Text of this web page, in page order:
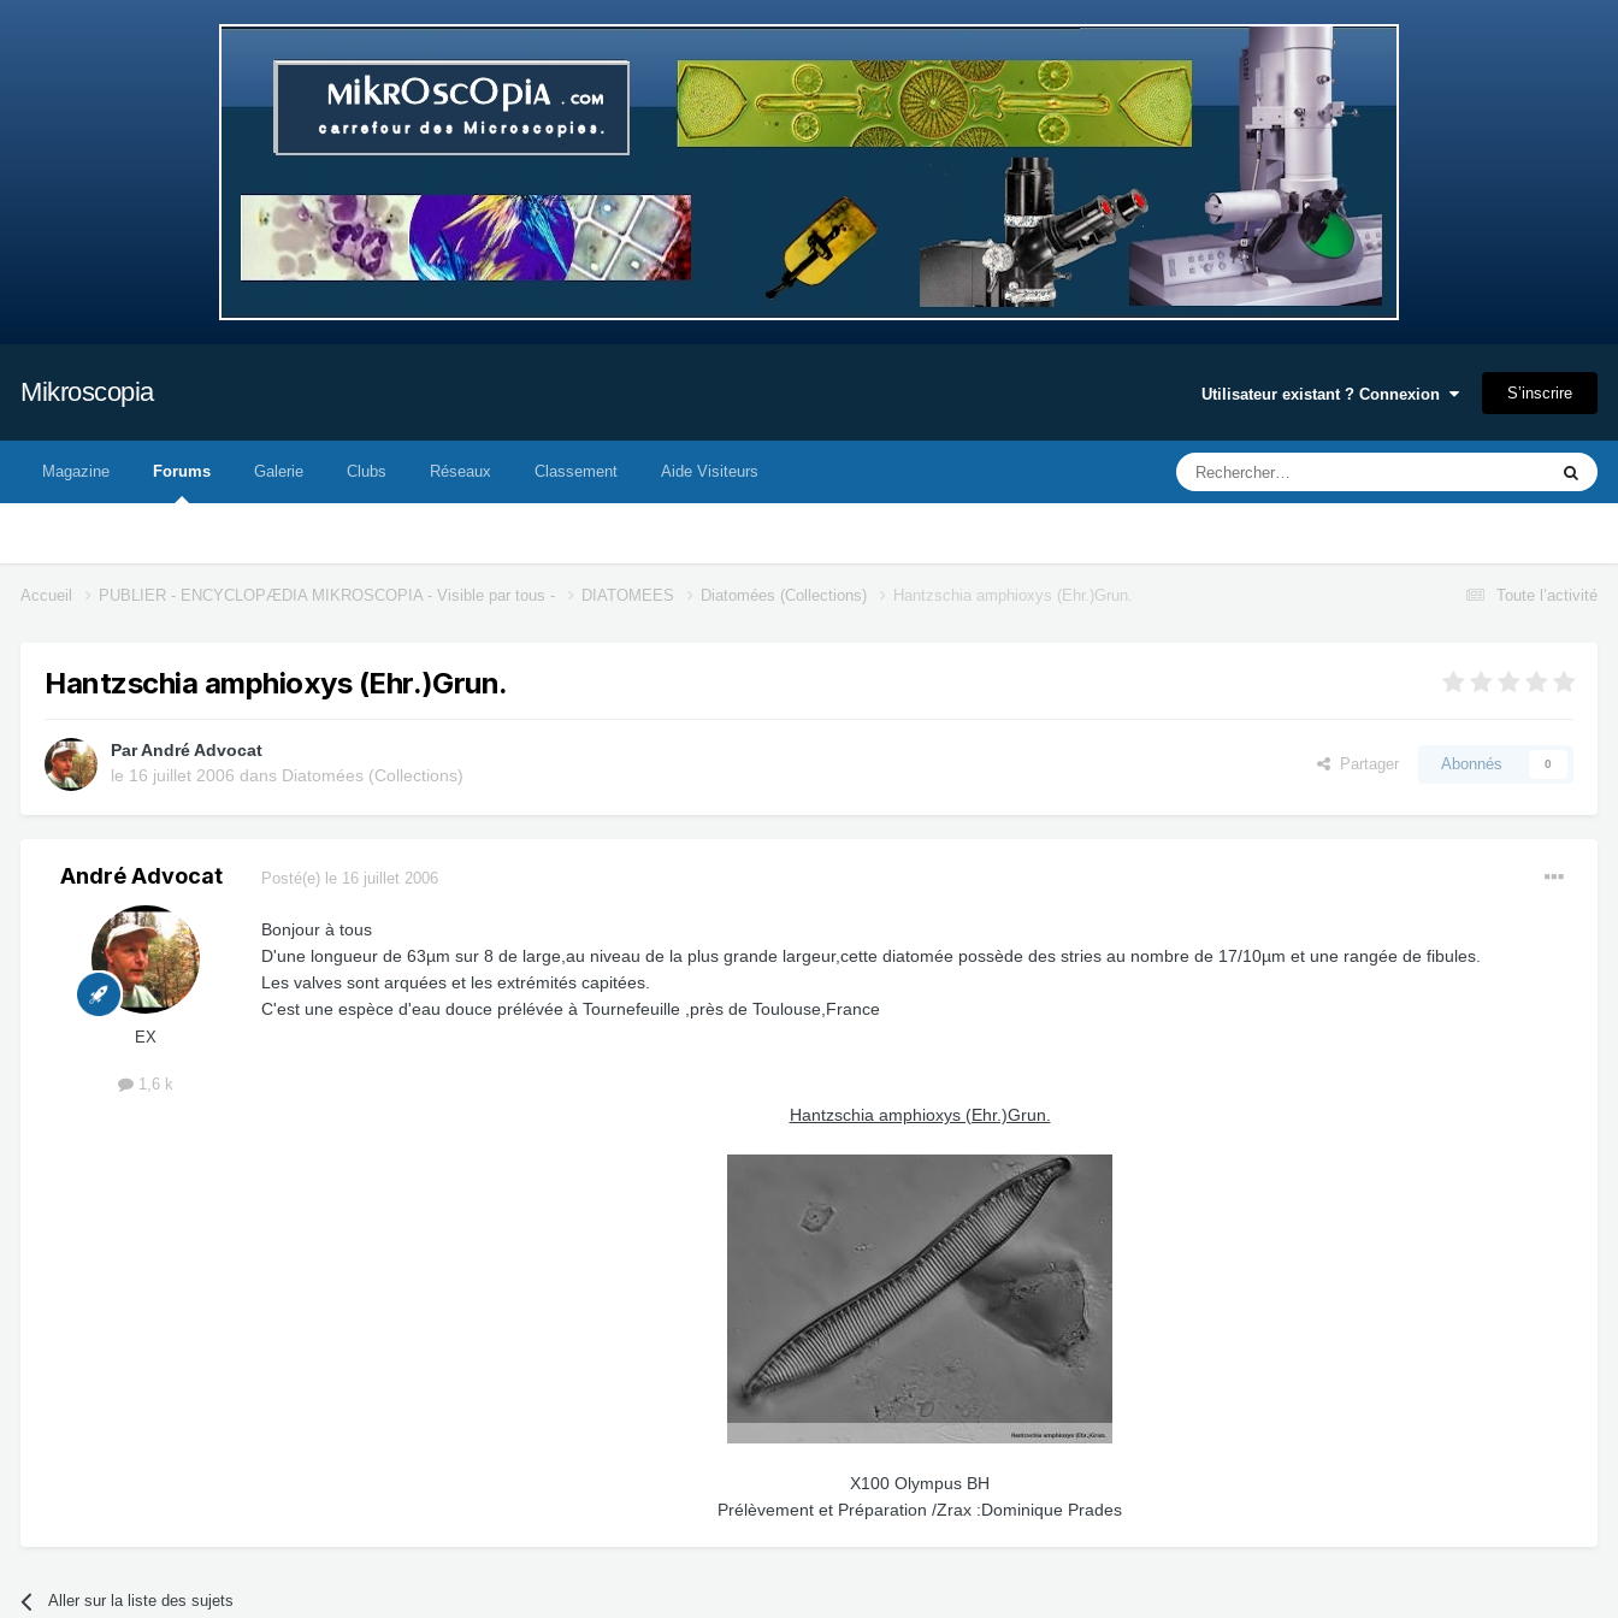
Mikroscopia Utilisateur existant ? Connexion S’inscrire
Magazine Forums Galerie Clubs Réseaux Classement Aide Visiteurs
Toute l’activité
Accueil PUBLIER - ENCYCLOPÆDIA MIKROSCOPIA - Visible par tous - DIATOMEES Diatomées (Collections) Hantzschia amphioxys (Ehr.)Grun.
Hantzschia amphioxys (Ehr.)Grun.
ParAndré Advocat
le 16 juillet 2006 dans Diatomées (Collections)
Partager Abonnés 0
André Advocat
EX
1,6 k
Posté(e) le 16 juillet 2006
Bonjour à tous
D'une longueur de 63µm sur 8 de large,au niveau de la plus grande largeur,cette diatomée possède des stries au nombre de 17/10µm et une rangée de fibules.
Les valves sont arquées et les extrémités capitées.
C'est une espèce d'eau douce prélévée à Tournefeuille ,près de Toulouse,France
Hantzschia amphioxys (Ehr.)Grun.
X100 Olympus BH
Prélèvement et Préparation /Zrax :Dominique Prades
Aller sur la liste des sujets